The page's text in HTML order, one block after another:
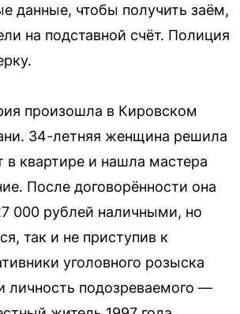
данные, чтобы получить заём,
на подставной счёт. Полиция
произошла в Кировском
34-летняя женщина решила
в квартире и нашла мастера
После договорённости она
000 рублей наличными, но
так и не приступив к
уголовного розыска
личность подозреваемого —